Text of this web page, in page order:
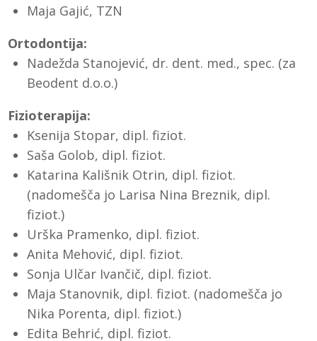
Maja Gajić, TZN
Ortodontija:
Nadežda Stanojević, dr. dent. med., spec. (za
Beodent d.o.o.)
Fizioterapija:
Ksenija Stopar, dipl. fiziot.
Saša Golob, dipl. fiziot.
Katarina Kališnik Otrin, dipl. fiziot.
(nadomešča jo Larisa Nina Breznik, dipl.
fiziot.)
Urška Pramenko, dipl. fiziot.
Anita Mehović, dipl. fiziot.
Sonja Ulčar Ivančič, dipl. fiziot.
Maja Stanovnik, dipl. fiziot. (nadomešča jo
Nika Porenta, dipl. fiziot.)
Edita Behrić, dipl. fiziot.